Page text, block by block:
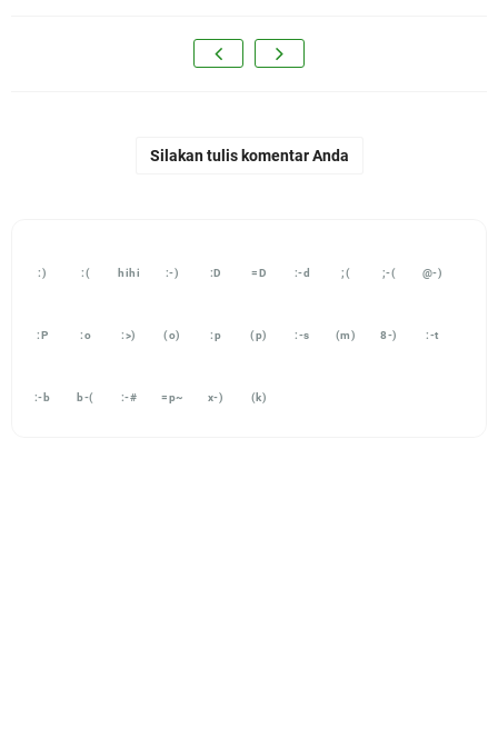
Silakan tulis komentar Anda
:) :( hihi :-) :D =D :-d ;( ;-( @-)
:P :o :>) (o) :p (p) :-s (m) 8-) :-t
:-b b-( :-# =p~ x-) (k)